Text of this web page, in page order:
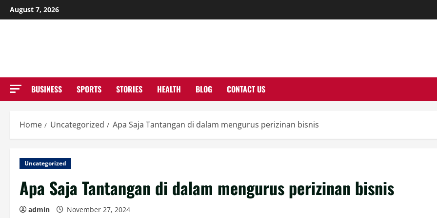
Skip
to
August 7, 2026
BUSINESS SPORTS STORIES HEALTH BLOG CONTACT US
Home Uncategorized Apa Saja Tantangan di dalam mengurus perizinan bisnis
Uncategorized
Apa Saja Tantangan di dalam mengurus perizinan bisnis
admin November 27, 2024